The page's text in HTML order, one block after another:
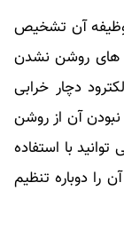
آن تشخیص
های روشن نشدن
دچار خرابی
آن از روشن
با استفاده
را دوباره تنظیم